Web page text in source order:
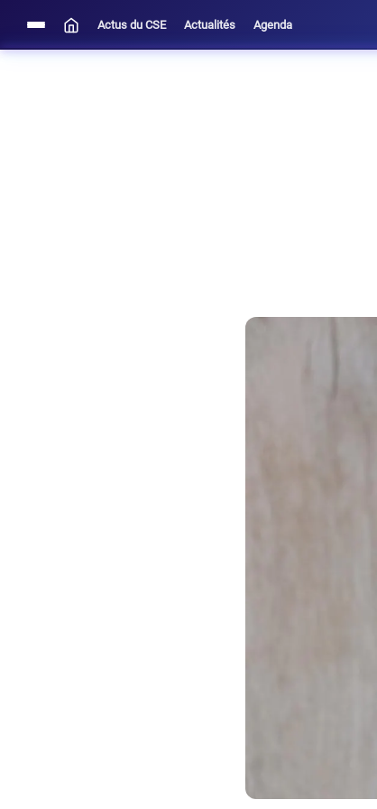
Actus du CSE Actualités Agenda